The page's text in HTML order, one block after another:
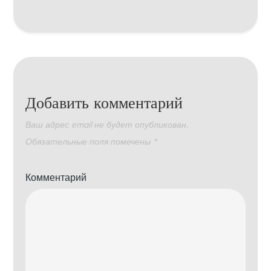
Добавить комментарий
Ваш адрес email не будет опубликован.
Обязательные поля помечены *
Комментарий